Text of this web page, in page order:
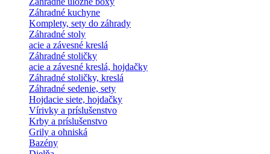
Záhradné kuchyne
Komplety, sety do záhrady
Záhradné stoly
acie a závesné kreslá
Záhradné stoličky
acie a závesné kreslá, hojdačky
Záhradné stoličky, kreslá
Záhradné sedenie, sety
Hojdacie siete, hojdačky
Vírivky a príslušenstvo
Krby a príslušenstvo
Grily a ohniská
Bazény